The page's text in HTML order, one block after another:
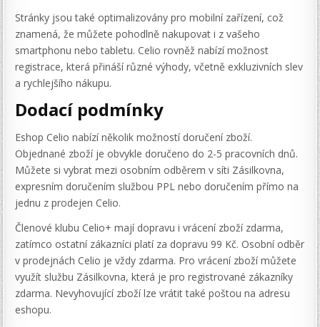
Stránky jsou také optimalizovány pro mobilní zařízení, což
znamená, že můžete pohodlně nakupovat i z vašeho
smartphonu nebo tabletu. Celio rovněž nabízí možnost
registrace, která přináší různé výhody, včetně exkluzivních slev
a rychlejšího nákupu.
Dodací podmínky
Eshop Celio nabízí několik možností doručení zboží.
Objednané zboží je obvykle doručeno do 2-5 pracovních dnů.
Můžete si vybrat mezi osobním odběrem v síti Zásilkovna,
expresním doručením službou PPL nebo doručením přímo na
jednu z prodejen Celio.
Členové klubu Celio+ mají dopravu i vrácení zboží zdarma,
zatímco ostatní zákazníci platí za dopravu 99 Kč. Osobní odběr
v prodejnách Celio je vždy zdarma. Pro vrácení zboží můžete
využít službu Zásilkovna, která je pro registrované zákazníky
zdarma. Nevyhovující zboží lze vrátit také poštou na adresu
eshopu.